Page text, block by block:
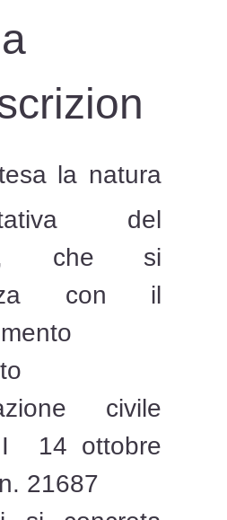
la natura
del
che si
con il
civile
14 ottobre
21687